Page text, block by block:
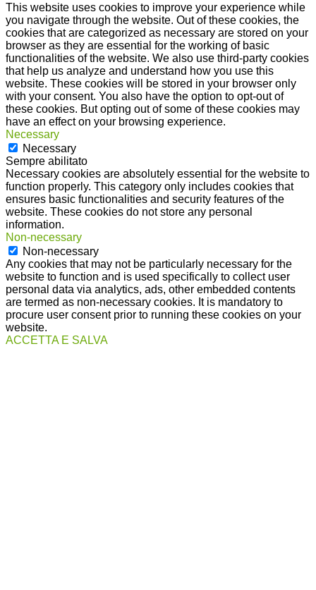
This website uses cookies to improve your experience while
you navigate through the website. Out of these cookies, the
cookies that are categorized as necessary are stored on your
browser as they are essential for the working of basic
functionalities of the website. We also use third-party cookies
that help us analyze and understand how you use this
website. These cookies will be stored in your browser only
with your consent. You also have the option to opt-out of
these cookies. But opting out of some of these cookies may
have an effect on your browsing experience.
Necessary
Necessary
Sempre abilitato
Necessary cookies are absolutely essential for the website to
function properly. This category only includes cookies that
ensures basic functionalities and security features of the
website. These cookies do not store any personal
information.
Non-necessary
Non-necessary
Any cookies that may not be particularly necessary for the
website to function and is used specifically to collect user
personal data via analytics, ads, other embedded contents
are termed as non-necessary cookies. It is mandatory to
procure user consent prior to running these cookies on your
website.
ACCETTA E SALVA